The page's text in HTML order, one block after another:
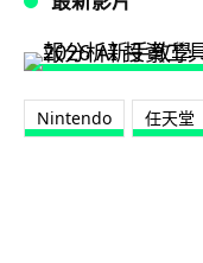
Nintendo 任天堂